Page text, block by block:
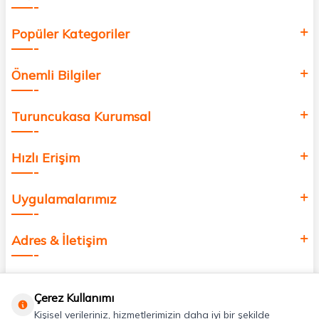
Popüler Kategoriler
Önemli Bilgiler
Turuncukasa Kurumsal
Hızlı Erişim
Uygulamalarımız
Adres & İletişim
Çerez Kullanımı
Kişisel verileriniz, hizmetlerimizin daha iyi bir şekilde